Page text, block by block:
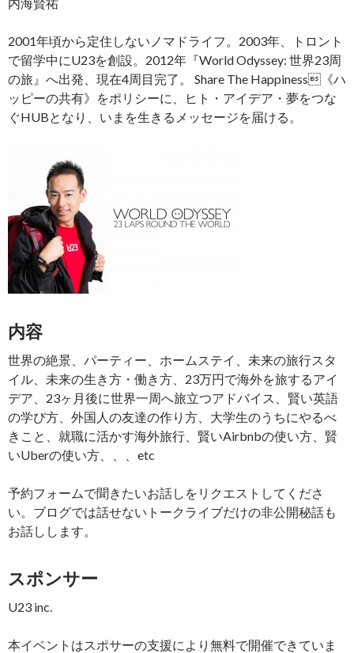
2001年頃から定住しないノマドライフ。2003年、トロント
で留学中にU23を創設。2012年『World Odyssey: 世界23周
の旅』へ出発、現在4周目完了。 Share The Happiness《ハ
ッピーの共有》をポリシーに、ヒト・アイデア・夢をつな
ぐHUBとなり、いまを生きるメッセージを届ける。
内容
世界の絶景、パーティー、ホームステイ、未来の旅行スタ
イル、未来の生き方・働き方、23万円で海外を旅するアイ
デア、23ヶ月後に世界一周へ旅立つアドバイス、賢い英語
の学び方、外国人の友達の作り方、大学生のうちにやるべ
きこと、就職に活かす海外旅行、賢いAirbnbの使い方、賢
いUberの使い方、、、etc
予約フォームで聞きたいお話しをリクエストしてくださ
い。ブログでは話せないトークライブだけの非公開秘話も
お話しします。
スポンサー
U23 inc.
本イベントはスポサーの支援により無料で開催できていま